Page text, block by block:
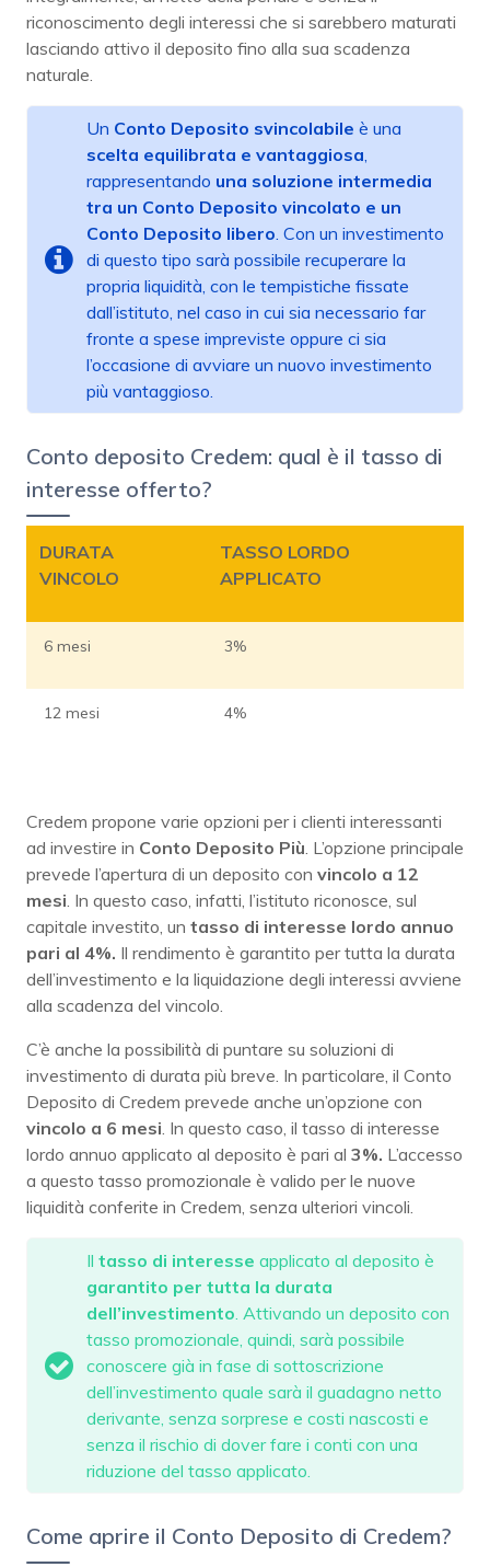
riconoscimento degli interessi che si sarebbero maturati
lasciando attivo il deposito fino alla sua scadenza
naturale.
Un Conto Deposito svincolabile è una
scelta equilibrata e vantaggiosa,
rappresentando una soluzione intermedia
tra un Conto Deposito vincolato e un
Conto Deposito libero. Con un investimento
di questo tipo sarà possibile recuperare la
propria liquidità, con le tempistiche fissate
dall’istituto, nel caso in cui sia necessario far
fronte a spese impreviste oppure ci sia
l’occasione di avviare un nuovo investimento
più vantaggioso.
Conto deposito Credem: qual è il tasso di
interesse offerto?
DURATA
VINCOLO
TASSO LORDO
APPLICATO
6 mesi 3%
12 mesi 4%
Credem propone varie opzioni per i clienti interessanti
ad investire in Conto Deposito Più. L’opzione principale
prevede l’apertura di un deposito con vincolo a 12
mesi. In questo caso, infatti, l’istituto riconosce, sul
capitale investito, un tasso di interesse lordo annuo
pari al 4%. Il rendimento è garantito per tutta la durata
dell’investimento e la liquidazione degli interessi avviene
alla scadenza del vincolo.
C’è anche la possibilità di puntare su soluzioni di
investimento di durata più breve. In particolare, il Conto
Deposito di Credem prevede anche un’opzione con
vincolo a 6 mesi. In questo caso, il tasso di interesse
lordo annuo applicato al deposito è pari al 3%. L’accesso
a questo tasso promozionale è valido per le nuove
liquidità conferite in Credem, senza ulteriori vincoli.
Il tasso di interesse applicato al deposito è
garantito per tutta la durata
dell’investimento. Attivando un deposito con
tasso promozionale, quindi, sarà possibile
conoscere già in fase di sottoscrizione
dell’investimento quale sarà il guadagno netto
derivante, senza sorprese e costi nascosti e
senza il rischio di dover fare i conti con una
riduzione del tasso applicato.
Come aprire il Conto Deposito di Credem?